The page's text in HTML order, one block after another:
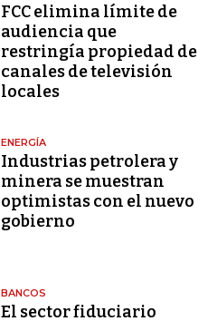
FCC elimina límite de
audiencia que
restringía propiedad de
canales de televisión
locales
ENERGÍA
Industrias petrolera y
minera se muestran
optimistas con el nuevo
gobierno
BANCOS
El sector fiduciario